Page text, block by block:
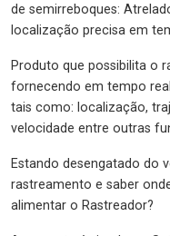
de semirreboques:
localização precisa em
Produto que possibilita o
fornecendo em tempo
tais como: localização,
velocidade entre outras
Estando desengatado do
rastreamento e saber
alimentar o Rastreador?